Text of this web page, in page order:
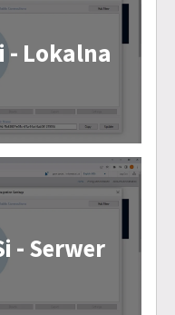
- Lokalna
- Serwer